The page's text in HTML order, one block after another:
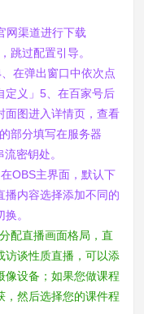
网渠道进行下载
跳过配置引导。
在弹出窗口中依次点
定义」5、在百家号后
面图进入详情页，查看
部分填写在服务器
密钥处。
OBS主界面，默认下
播内容选择添加不同的
。
配直播画面格局，直
访谈性质直播，可以添
像设备；如果您做课程
，然后选择您的课件程